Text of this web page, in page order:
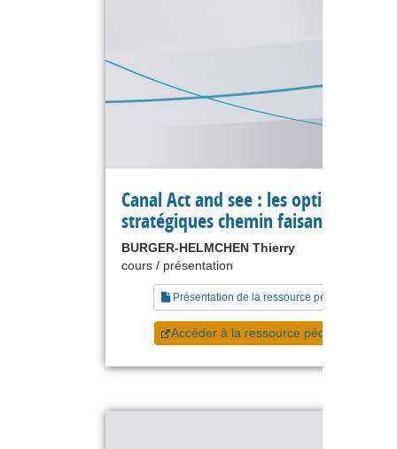
Canal Act and see : les options
stratégiques chemin faisant
BURGER-HELMCHEN Thierry
cours / présentation
Présentation de la ressource pédagogique
Accéder à la ressource pédagogique